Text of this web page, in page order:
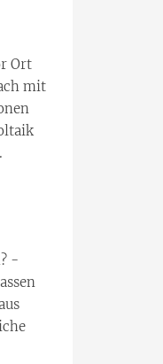
Ort
mit
-